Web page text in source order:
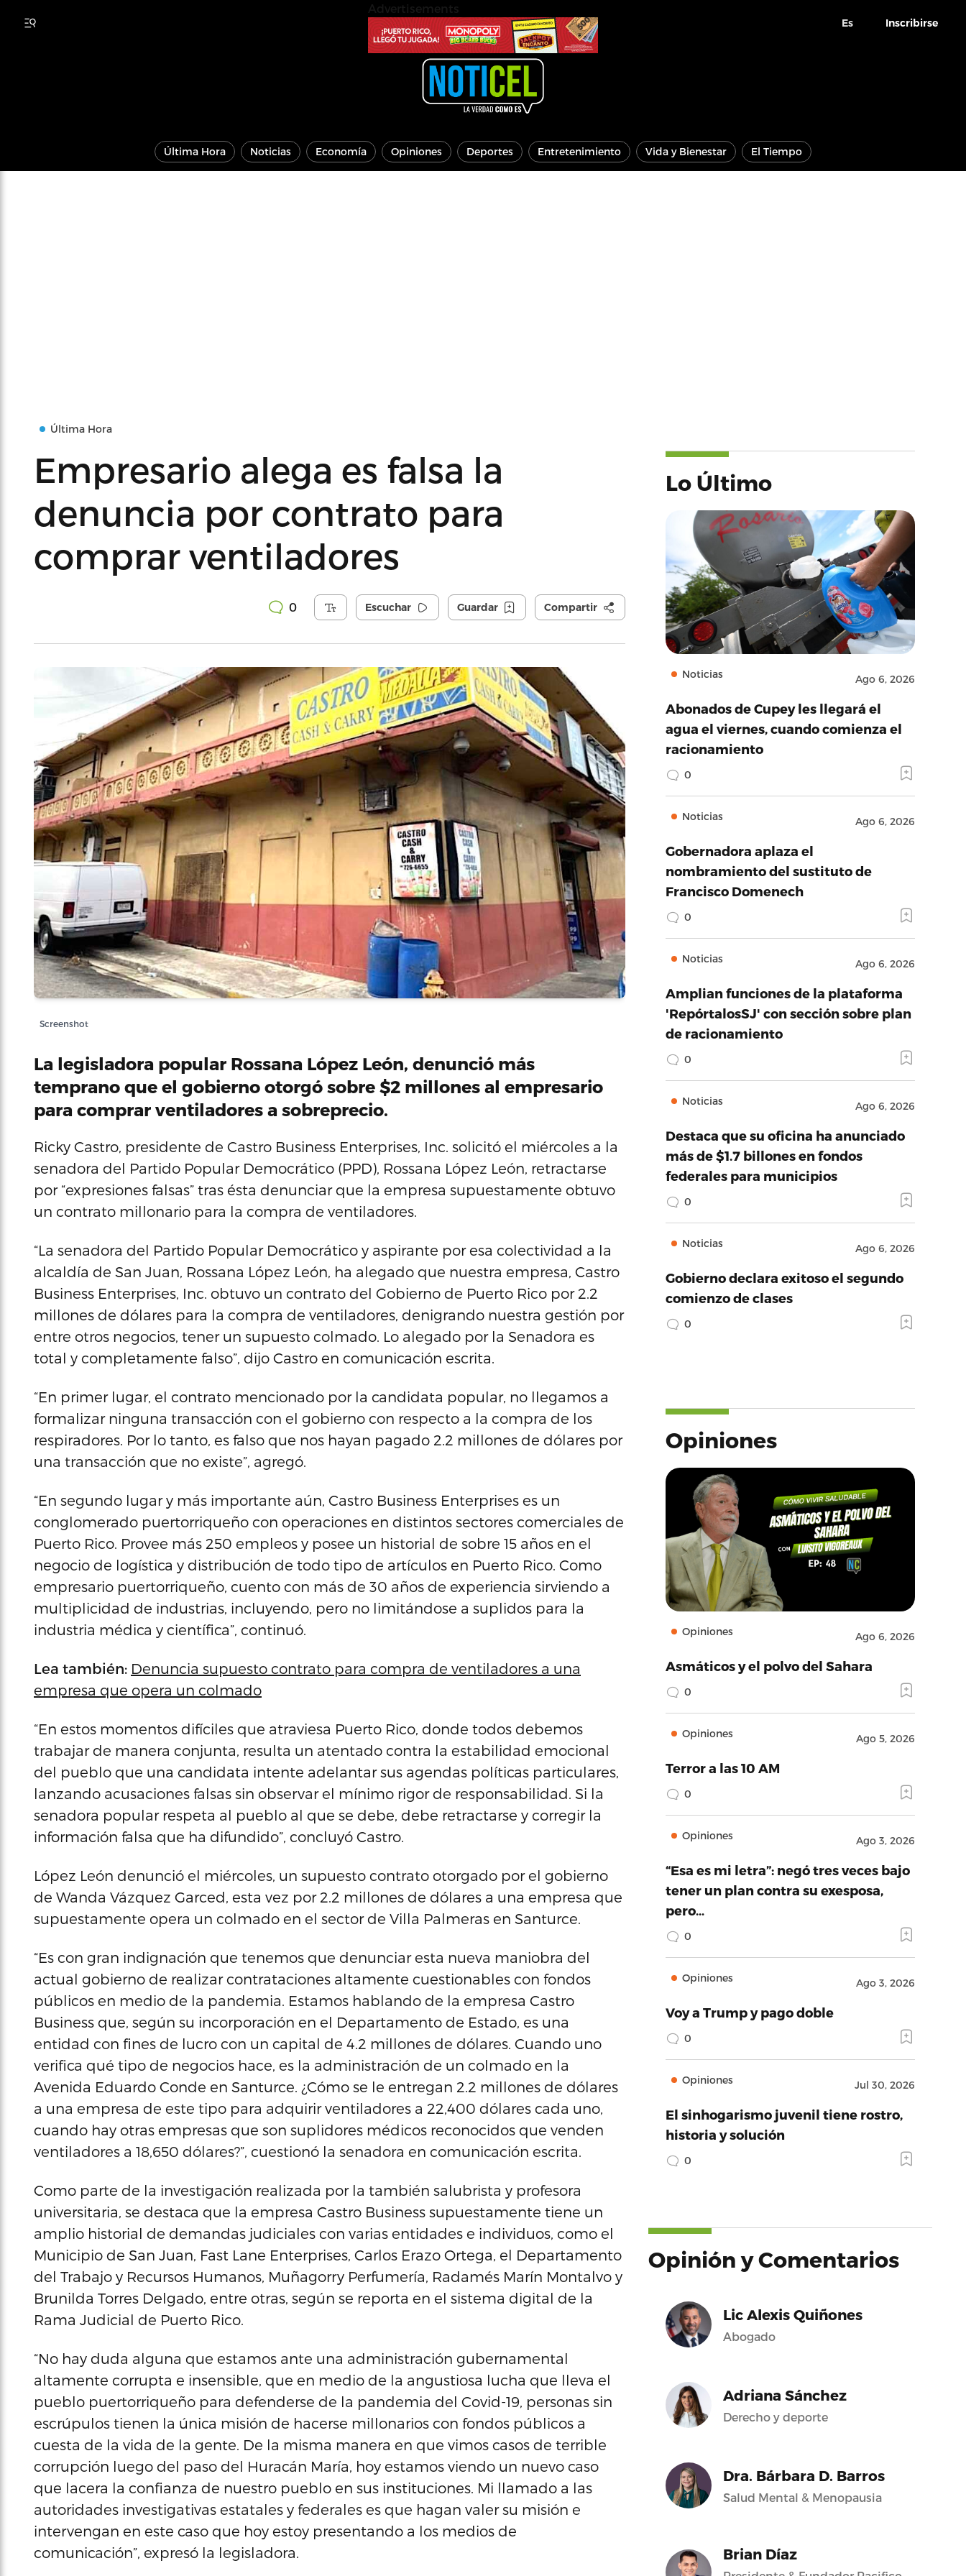
Es Inscribirse
Última Hora Noticias Economía Opiniones Deportes Entretenimiento Vida y Bienestar El Tiempo
Última Hora
Empresario alega es falsa la
denuncia por contrato para
comprar ventiladores
0 Escuchar Guardar Compartir
Screenshot
La legisladora popular Rossana López León, denunció más
temprano que el gobierno otorgó sobre $2 millones al empresario
para comprar ventiladores a sobreprecio.
Ricky Castro, presidente de Castro Business Enterprises, Inc. solicitó el miércoles a la
senadora del Partido Popular Democrático (PPD), Rossana López León, retractarse
por “expresiones falsas” tras ésta denunciar que la empresa supuestamente obtuvo
un contrato millonario para la compra de ventiladores.
“La senadora del Partido Popular Democrático y aspirante por esa colectividad a la
alcaldía de San Juan, Rossana López León, ha alegado que nuestra empresa, Castro
Business Enterprises, Inc. obtuvo un contrato del Gobierno de Puerto Rico por 2.2
millones de dólares para la compra de ventiladores, denigrando nuestra gestión por
entre otros negocios, tener un supuesto colmado. Lo alegado por la Senadora es
total y completamente falso”, dijo Castro en comunicación escrita.
“En primer lugar, el contrato mencionado por la candidata popular, no llegamos a
formalizar ninguna transacción con el gobierno con respecto a la compra de los
respiradores. Por lo tanto, es falso que nos hayan pagado 2.2 millones de dólares por
una transacción que no existe”, agregó.
“En segundo lugar y más importante aún, Castro Business Enterprises es un
conglomerado puertorriqueño con operaciones en distintos sectores comerciales de
Puerto Rico. Provee más 250 empleos y posee un historial de sobre 15 años en el
negocio de logística y distribución de todo tipo de artículos en Puerto Rico. Como
empresario puertorriqueño, cuento con más de 30 años de experiencia sirviendo a
multiplicidad de industrias, incluyendo, pero no limitándose a suplidos para la
industria médica y científica”, continuó.
Lea también: Denuncia supuesto contrato para compra de ventiladores a una
empresa que opera un colmado
“En estos momentos difíciles que atraviesa Puerto Rico, donde todos debemos
trabajar de manera conjunta, resulta un atentado contra la estabilidad emocional
del pueblo que una candidata intente adelantar sus agendas políticas particulares,
lanzando acusaciones falsas sin observar el mínimo rigor de responsabilidad. Si la
senadora popular respeta al pueblo al que se debe, debe retractarse y corregir la
información falsa que ha difundido”, concluyó Castro.
López León denunció el miércoles, un supuesto contrato otorgado por el gobierno
de Wanda Vázquez Garced, esta vez por 2.2 millones de dólares a una empresa que
supuestamente opera un colmado en el sector de Villa Palmeras en Santurce.
“Es con gran indignación que tenemos que denunciar esta nueva maniobra del
actual gobierno de realizar contrataciones altamente cuestionables con fondos
públicos en medio de la pandemia. Estamos hablando de la empresa Castro
Business que, según su incorporación en el Departamento de Estado, es una
entidad con fines de lucro con un capital de 4.2 millones de dólares. Cuando uno
verifica qué tipo de negocios hace, es la administración de un colmado en la
Avenida Eduardo Conde en Santurce. ¿Cómo se le entregan 2.2 millones de dólares
a una empresa de este tipo para adquirir ventiladores a 22,400 dólares cada uno,
cuando hay otras empresas que son suplidores médicos reconocidos que venden
ventiladores a 18,650 dólares?”, cuestionó la senadora en comunicación escrita.
Como parte de la investigación realizada por la también salubrista y profesora
universitaria, se destaca que la empresa Castro Business supuestamente tiene un
amplio historial de demandas judiciales con varias entidades e individuos, como el
Municipio de San Juan, Fast Lane Enterprises, Carlos Erazo Ortega, el Departamento
del Trabajo y Recursos Humanos, Muñagorry Perfumería, Radamés Marín Montalvo y
Brunilda Torres Delgado, entre otras, según se reporta en el sistema digital de la
Rama Judicial de Puerto Rico.
“No hay duda alguna que estamos ante una administración gubernamental
altamente corrupta e insensible, que en medio de la angustiosa lucha que lleva el
pueblo puertorriqueño para defenderse de la pandemia del Covid-19, personas sin
escrúpulos tienen la única misión de hacerse millonarios con fondos públicos a
cuesta de la vida de la gente. De la misma manera en que vimos casos de terrible
corrupción luego del paso del Huracán María, hoy estamos viendo un nuevo caso
que lacera la confianza de nuestro pueblo en sus instituciones. Mi llamado a las
autoridades investigativas estatales y federales es que hagan valer su misión e
intervengan en este caso que hoy estoy presentando a los medios de
comunicación”, expresó la legisladora.
Lo Último
Noticias Ago 6, 2026
Abonados de Cupey les llegará el
agua el viernes, cuando comienza el
racionamiento
0
Noticias Ago 6, 2026
Gobernadora aplaza el
nombramiento del sustituto de
Francisco Domenech
0
Noticias Ago 6, 2026
Amplian funciones de la plataforma
'RepórtalosSJ' con sección sobre plan
de racionamiento
0
Noticias Ago 6, 2026
Destaca que su oficina ha anunciado
más de $1.7 billones en fondos
federales para municipios
0
Noticias Ago 6, 2026
Gobierno declara exitoso el segundo
comienzo de clases
0
Opiniones
Opiniones Ago 6, 2026
Asmáticos y el polvo del Sahara
0
Opiniones Ago 5, 2026
Terror a las 10 AM
0
Opiniones Ago 3, 2026
“Esa es mi letra”: negó tres veces bajo
tener un plan contra su exesposa,
pero…
0
Opiniones Ago 3, 2026
Voy a Trump y pago doble
0
Opiniones Jul 30, 2026
El sinhogarismo juvenil tiene rostro,
historia y solución
0
Opinión y Comentarios
Lic Alexis Quiñones
Abogado
Adriana Sánchez
Derecho y deporte
Dra. Bárbara D. Barros
Salud Mental & Menopausia
Brian Díaz